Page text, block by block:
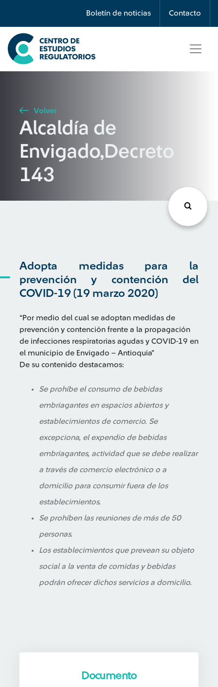
Boletín de noticias Contacto
Búsqueda
Seleccione país
Buscar
Volver
Alcaldía de
Envigado,Decreto
143
Adopta medidas para la
prevención y contención del
COVID-19 (19 marzo 2020)
“Por medio del cual se adoptan medidas de
prevención y contención frente a la propagación
de infecciones respiratorias agudas y COVID-19 en
el municipio de Envigado – Antioquia”
De su contenido destacamos:
Se prohíbe el consumo de bebidas
embriagantes en espacios abiertos y
establecimientos de comercio. Se
excepciona, el expendio de bebidas
embriagantes, actividad que se debe realizar
a través de comercio electrónico o a
domicilio para consumir fuera de los
establecimientos.
Se prohíben las reuniones de más de 50
personas.
Los establecimientos que prevean su objeto
social a la venta de comidas y bebidas
podrán ofrecer dichos servicios a domicilio.
Documento